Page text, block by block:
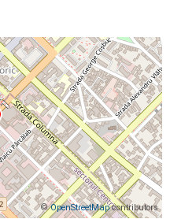
©OpenStreetMapcontributors